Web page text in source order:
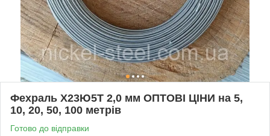
Фехраль Х23Ю5Т 2,0 мм ОПТОВІ ЦІНИ на 5,
10, 20, 50, 100 метрів
Готово до відправки